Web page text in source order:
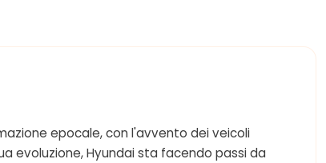
epocale, con l'avvento dei veicoli
evoluzione, Hyundai sta facendo passi da